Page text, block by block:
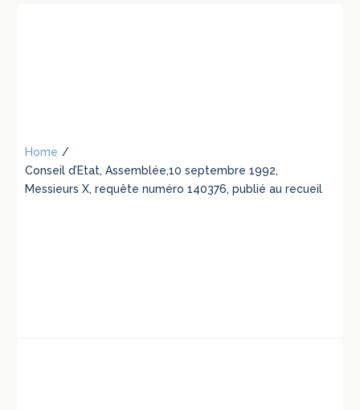
Home /
Conseil d’Etat, Assemblée,10 septembre 1992,
Messieurs X, requête numéro 140376, publié au recueil